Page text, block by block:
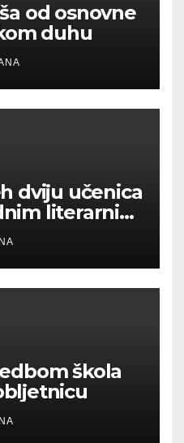
od osnovne
duhu
dviju učenica
literarnim
škola